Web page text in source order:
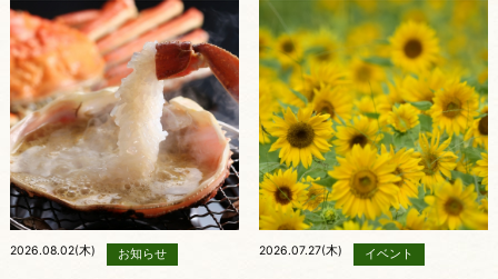
2026.08.02(木) お知らせ 2026.07.27(木) イベント